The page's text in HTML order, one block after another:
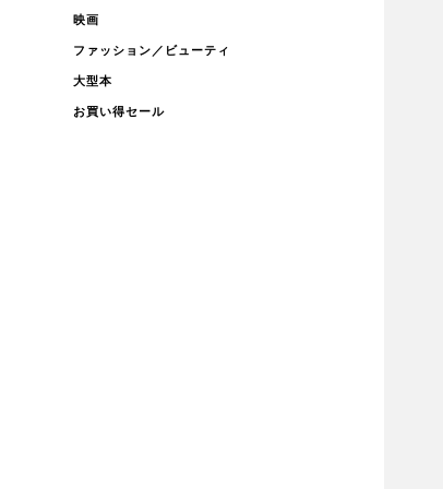
映画
ファッション／ビューティ
大型本
お買い得セール